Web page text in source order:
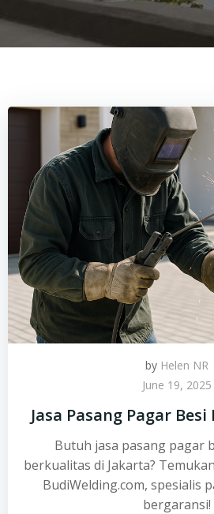
by Helen NR
June 19, 2025
Jasa Pasang Pagar
Butuh jasa pasang pagar
berkualitas di Jakarta?
BudiWelding.com, spesialis
bergaransi!